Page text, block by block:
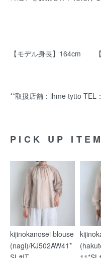
【モデル身長】164cm
**取扱店舗：ihme tytto TEL
PICK UP
kijinokanosei blouse
(nagi)/KJ502AW41*